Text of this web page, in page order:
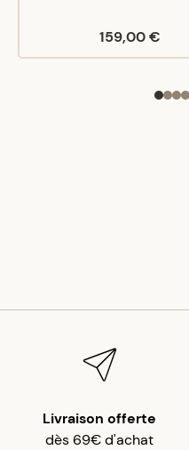
159,00 €
Livraison offerte
dès 69€ d'achat